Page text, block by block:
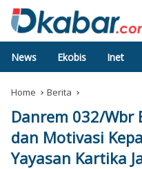
News Ekobis Inet
Home Berita
Danrem 032/Wbr
dan Motivasi
Yayasan Kartika